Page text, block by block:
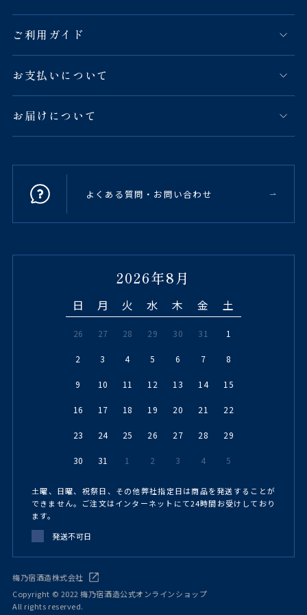
ご利用ガイド
お支払いについて
お届けについて
よくある質問・お問い合わせ
2026年8月
日 月 火 水 木 金 土
26 27 28 29 30 31 1
2 3 4 5 6 7 8
9 10 11 12 13 14 15
16 17 18 19 20 21 22
23 24 25 26 27 28 29
30 31 1 2 3 4 5
土曜、日曜、祝祭日、その他弊社指定日は商品を発送することが
できません。ご注文はインターネットにて24時間お受けしており
ます。
発送不可日
梅乃宿酒造株式会社
Copyright © 2022 梅乃宿酒造公式オンラインショップ
All rights reserved.